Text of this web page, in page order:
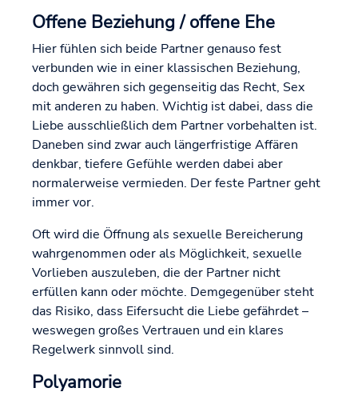
Offene Beziehung / offene Ehe
Hier fühlen sich beide Partner genauso fest
verbunden wie in einer klassischen Beziehung,
doch gewähren sich gegenseitig das Recht, Sex
mit anderen zu haben. Wichtig ist dabei, dass die
Liebe ausschließlich dem Partner vorbehalten ist.
Daneben sind zwar auch längerfristige Affären
denkbar, tiefere Gefühle werden dabei aber
normalerweise vermieden. Der feste Partner geht
immer vor.
Oft wird die Öffnung als sexuelle Bereicherung
wahrgenommen oder als Möglichkeit, sexuelle
Vorlieben auszuleben, die der Partner nicht
erfüllen kann oder möchte. Demgegenüber steht
das Risiko, dass Eifersucht die Liebe gefährdet –
weswegen großes Vertrauen und ein klares
Regelwerk sinnvoll sind.
Polyamorie